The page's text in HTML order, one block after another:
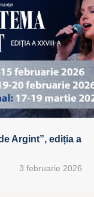
Argint”, ediția a
3 februarie 2026